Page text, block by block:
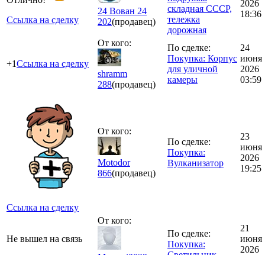
Ссылка на сделку
24 Вован 24
202(продавец)
складная СССР,
тележка
дорожная
2026
18:36
+1Ссылка на сделку
От кого:
shramm
288(продавец)
По сделке:
Покупка: Корпус
для уличной
камеры
24
июня
2026
03:59
Ссылка на сделку
От кого:
Motodor
866(продавец)
По сделке:
Покупка:
Вулканизатор
23
июня
2026
19:25
Не вышел на связь
От кого:
По сделке:
Покупка:
21
июня
2026